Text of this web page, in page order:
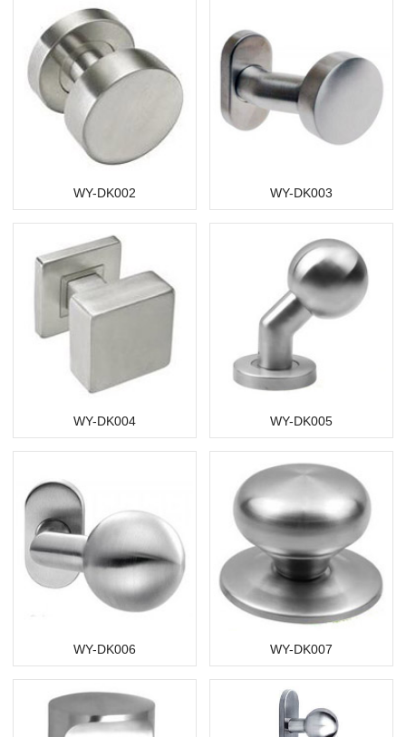
WY-DK002 WY-DK003
WY-DK004 WY-DK005
WY-DK006 WY-DK007